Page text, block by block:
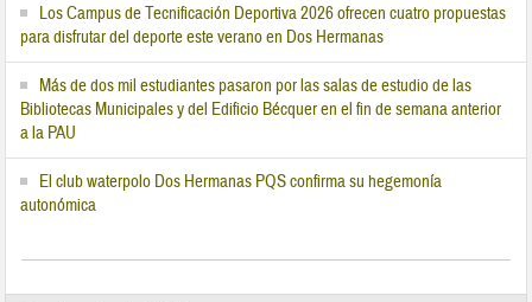
Los Campus de Tecnificación Deportiva 2026 ofrecen cuatro propuestas
para disfrutar del deporte este verano en Dos Hermanas
Más de dos mil estudiantes pasaron por las salas de estudio de las
Bibliotecas Municipales y del Edificio Bécquer en el fin de semana anterior
a la PAU
El club waterpolo Dos Hermanas PQS confirma su hegemonía
autonómica